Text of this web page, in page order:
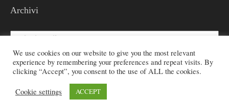
Archivi
Archivi
© 2026 All rights reserved - Etnie -
We use cookies on our website to give you the most relevant
experience by remembering your preferences and repeat visits. By
clicking “Accept”, you consent to the use of ALL the cookies.
Cookie settings ACCEPT